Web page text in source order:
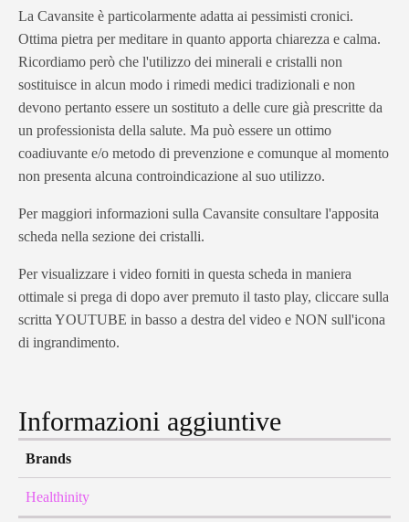
La Cavansite è particolarmente adatta ai pessimisti cronici.
Ottima pietra per meditare in quanto apporta chiarezza e calma.
Ricordiamo però che l'utilizzo dei minerali e cristalli non
sostituisce in alcun modo i rimedi medici tradizionali e non
devono pertanto essere un sostituto a delle cure già prescritte da
un professionista della salute. Ma può essere un ottimo
coadiuvante e/o metodo di prevenzione e comunque al momento
non presenta alcuna controindicazione al suo utilizzo.
Per maggiori informazioni sulla Cavansite consultare l'apposita
scheda nella sezione dei cristalli.
Per visualizzare i video forniti in questa scheda in maniera
ottimale si prega di dopo aver premuto il tasto play, cliccare sulla
scritta YOUTUBE in basso a destra del video e NON sull'icona
di ingrandimento.
Informazioni aggiuntive
Brands
Healthinity